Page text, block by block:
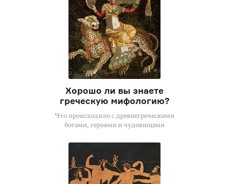
Хорошо ли вы знаете
греческую мифологию?
Что происходило с древнегреческими
богами, героями и чудовищами